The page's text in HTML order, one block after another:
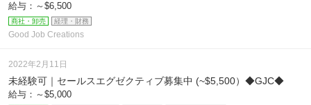
給与：～$6,500
商社・卸売 経理・財務
Good Job Creations
未経験可｜セールスエグゼクティブ募集中 (~$5,500）◆GJC◆
給与：～$5,000
2022年2月11日